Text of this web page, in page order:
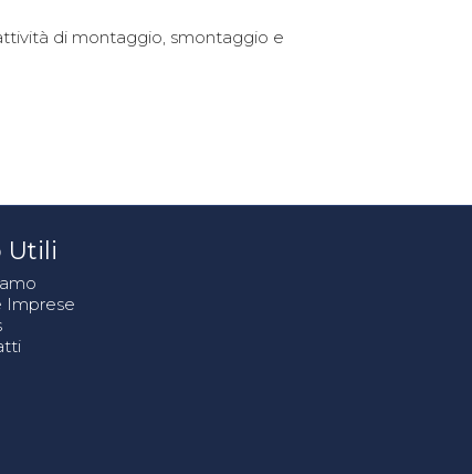
di montaggio, smontaggio e
Utili
Imprese